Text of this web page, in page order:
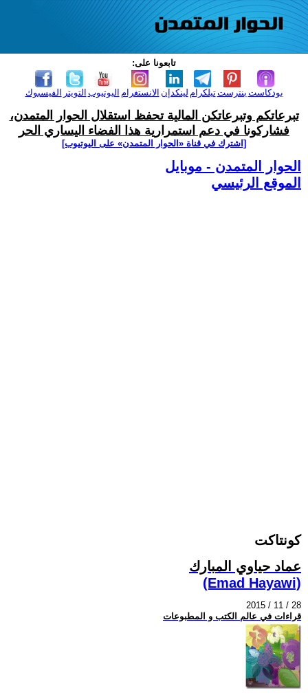
تابعونا على:
الفيسبوك التويتر اليوتيوب الانستغرام لينكدإن تيلكرامبنترست بودكاست
تبرعاتكم وتبرعاتكن المالية تحفظ استقلال الحوار المتمدن،
فشاركونا في دعم استمرارية هذا الفضاء اليساري الحر
[اشترك في قناة ‫«الحوار المتمدن» على اليوتيوب]
الحوار المتمدن - موبايل
الموقع الرئيسي
كونتاكت
عماد حياوي المبارك
(Emad Hayawi)
2015 / 11 / 28
قراءات في عالم الكتب و المطبوعات